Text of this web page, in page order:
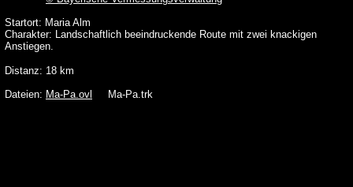
Startort: Maria Alm
Charakter: Landschaftlich beeindruckende Route mit zwei knackigen
Anstiegen.
Distanz: 18 km
Dateien: Ma-Pa.ovl Ma-Pa.trk